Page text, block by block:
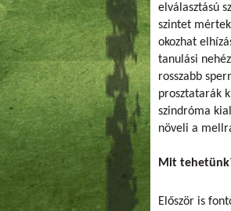
elválasztású
szintet
okozhat
tanulási
rosszabb
prosztatarák
szindróma
növeli a
Mit
Először is